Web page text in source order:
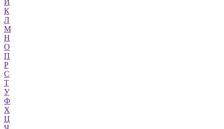
Й
К
Л
М
Н
О
П
Р
С
Т
У
Ф
Х
Ц